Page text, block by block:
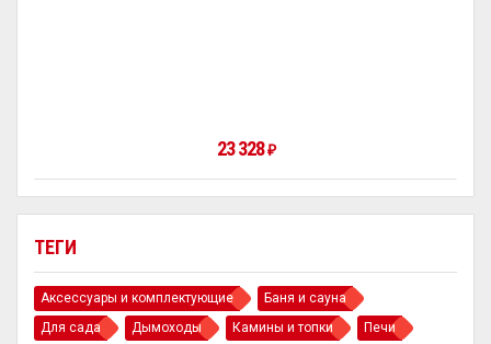
ТЕГИ
Аксессуары и комплектующие
Баня и сауна
Для сада
Дымоходы Камины и топки
Печи
23 328₽